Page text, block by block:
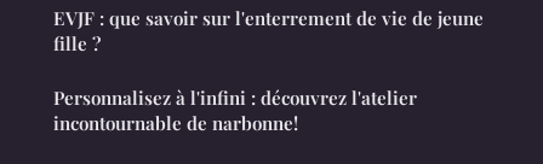
EVJF : que savoir sur l'enterrement de vie de jeune
fille ?
Personnalisez à l'infini : découvrez l'atelier
incontournable de narbonne!